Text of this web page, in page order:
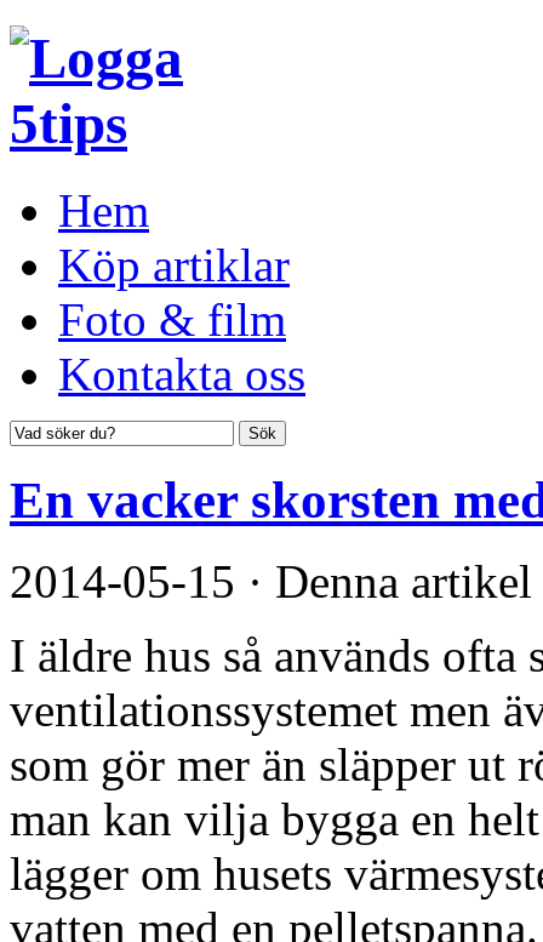
Hem
Köp artiklar
Foto & film
Kontakta oss
En vacker skorsten
2014-05-15 · Denna
I äldre hus så används ofta
ventilationssystemet men
som gör mer än släpper ut
man kan vilja bygga en
lägger om husets
vatten med en